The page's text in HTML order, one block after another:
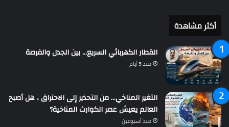
أكثر مشاهدة
القطار الكهربائي السريع… بين الجدل والفرصة
منذ 5 أيام
التغير المناخي… من التحذير إلى الاحتراق ، هل أصبح
العالم يعيش عصر الكوارث المناخية؟
منذ أسبوعين